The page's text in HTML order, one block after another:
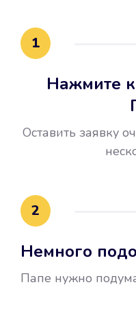
это открыло
1
Нажмите
Оставить заявку
2
Немного
Папе нужно